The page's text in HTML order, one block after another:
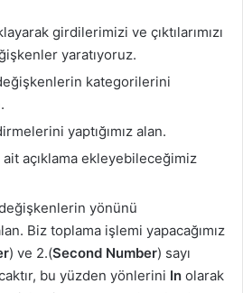
girdilerimizi ve çıktılarımızı
yaratıyoruz.
kategorilerini
yaptığımız alan.
açıklama ekleyebileceğimiz
yönünü
Biz toplama işlemi yapacağımız
) ve 2.(Second Number) sayı
bu yüzden yönlerini In olarak